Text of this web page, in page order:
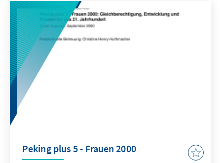
Peking plus 5 - Frauen 2000